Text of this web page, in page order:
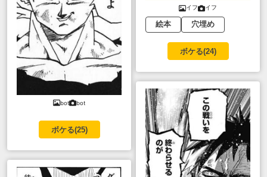
bot bot
ボケる(25)
イフ イフ
絵本 穴埋め
ボケる(24)